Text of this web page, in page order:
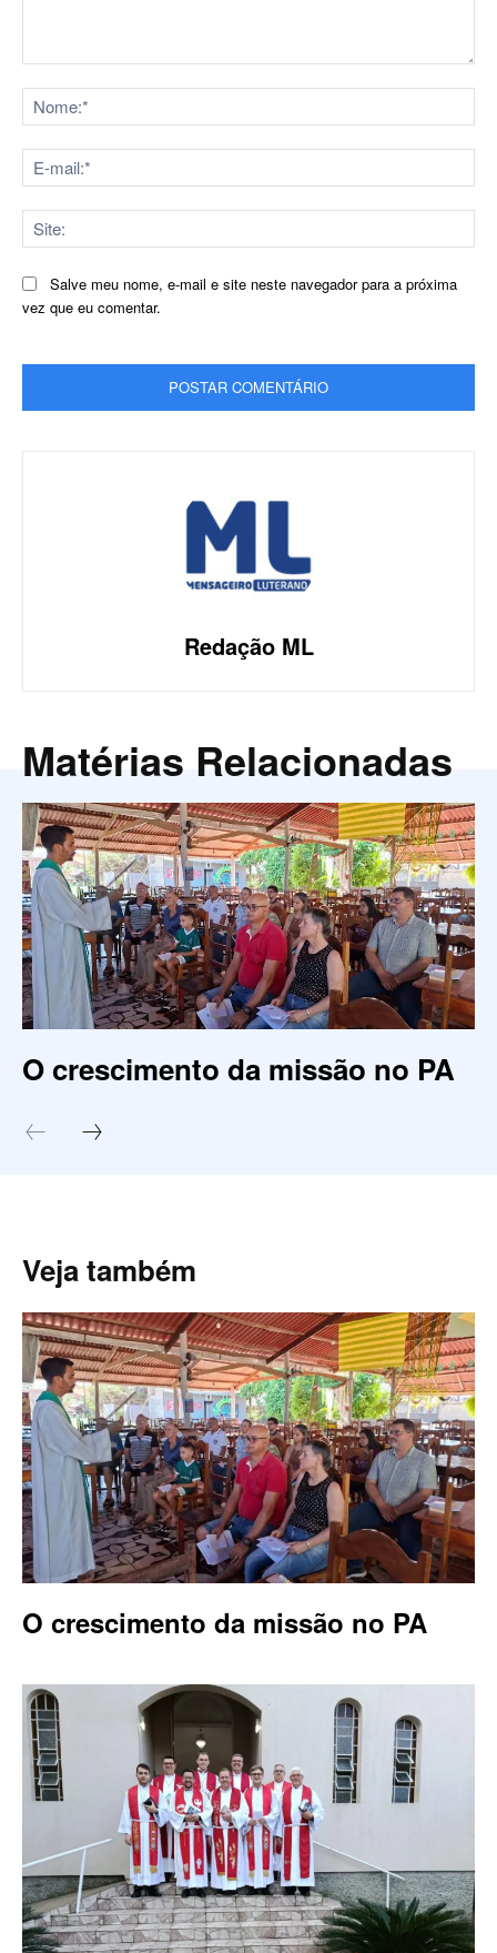
Salve meu nome, e-mail e site neste navegador para a próxima
vez que eu comentar.
Redação ML
Matérias Relacionadas
O crescimento da missão no PA
Veja também
O crescimento da missão no PA